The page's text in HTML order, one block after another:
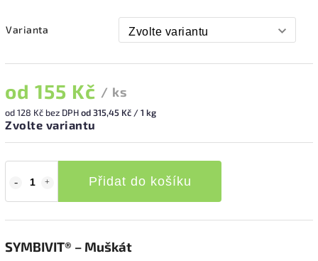
Varianta
od 155 Kč / ks
od128 Kč bez DPHod 315,45 Kč / 1 kg
Zvolte variantu
Přidat do košíku
SYMBIVIT® – Muškát